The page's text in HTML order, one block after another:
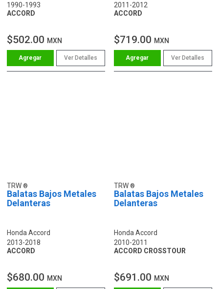
1990-1993
ACCORD
$502.00 MXN
Ver Detalles
2011-2012
ACCORD
$719.00 MXN
Ver Detalles
TRW
Balatas Bajos Metales
Delanteras
Honda Accord
2013-2018
ACCORD
$680.00 MXN
TRW
Balatas Bajos Metales
Delanteras
Honda Accord
2010-2011
ACCORD CROSSTOUR
$691.00 MXN